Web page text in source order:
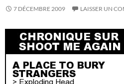
7 DÉCEMBRE 2009 LAISSER UN